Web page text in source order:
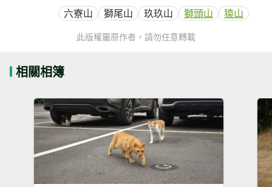
六寮山
獅尾山 玖玖山 獅頭山 猿山
此版權屬原作者，請勿任意轉載
相關相簿